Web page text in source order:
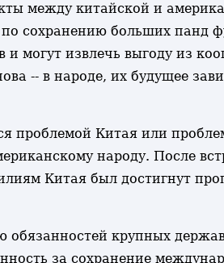
между китайской и
сохранению больших панд
могут извлечь выгоду из
-- в народе, их будущее
проблемой Китая или
народу. После
Китая был достигнут
обязанностей крупных
за сохранение